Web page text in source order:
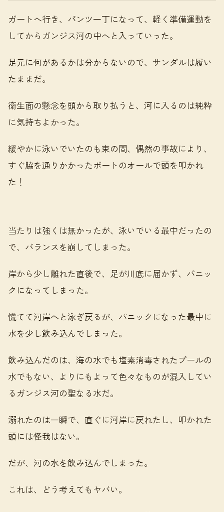
ガートへ行き、パンツ一丁になって、軽く準備運動を
してからガンジス河の中へと入っていった。
足元に何があるかは分からないので、サンダルは履い
たままだ。
衛生面の懸念を頭から取り払うと、河に入るのは純粋
に気持ちよかった。
緩やかに泳いでいたのも束の間、偶然の事故により、
すぐ脇を通りかかったボートのオールで頭を叩かれ
た！
当たりは強くは無かったが、泳いでいる最中だったの
で、バランスを崩してしまった。
岸から少し離れた直後で、足が川底に届かず、パニッ
クになってしまった。
慌てて河岸へと泳ぎ戻るが、パニックになった最中に
水を少し飲み込んでしまった。
飲み込んだのは、海の水でも塩素消毒されたプールの
水でもない、よりにもよって色々なものが混入してい
るガンジス河の聖なる水だ。
溺れたのは一瞬で、直ぐに河岸に戻れたし、叩かれた
頭には怪我はない。
だが、河の水を飲み込んでしまった。
これは、どう考えてもヤバい。